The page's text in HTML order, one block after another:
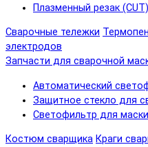
Плазменный резак (CUT)
Сварочные тележки
электродов
Запчасти для сварочной
Автоматический
Защитное стекло для
Светофильтр для
Костюм сварщика Краги